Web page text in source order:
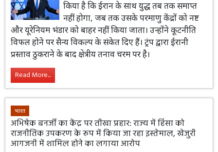
किया है कि ईरान के साथ युद्ध तब तक समाप्त
नहीं होगा, जब तक उसके परमाणु केंद्रों को नष्ट
और यूरेनियम भंडार को बाहर नहीं किया जाता। उन्होंने कूटनीति
विफल होने पर सैन्य विकल्प के संकेत दिए हैं। ट्रंप द्वारा ईरानी
प्रस्ताव ठुकराने के बाद क्षेत्रीय तनाव चरम पर है।
Read More...
भारत
अभिषेक बनर्जी का केंद्र पर तीखा प्रहार: राज्य में हिंसा को
राजनीतिक उपकरण के रूप में किया जा रहा इस्तेमाल, खेजुरी
आगजनी में शामिल होने का लगाया आरोप